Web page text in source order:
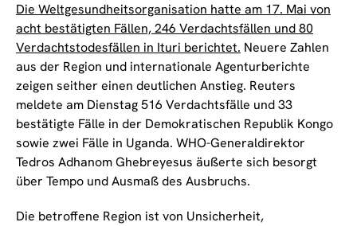
Die Weltgesundheitsorganisation hatte am 17. Mai von
acht bestätigten Fällen, 246 Verdachtsfällen und 80
Verdachtstodesfällen in Ituri berichtet. Neuere Zahlen
aus der Region und internationale Agenturberichte
zeigen seither einen deutlichen Anstieg. Reuters
meldete am Dienstag 516 Verdachtsfälle und 33
bestätigte Fälle in der Demokratischen Republik Kongo
sowie zwei Fälle in Uganda. WHO-Generaldirektor
Tedros Adhanom Ghebreyesus äußerte sich besorgt
über Tempo und Ausmaß des Ausbruchs.
Die betroffene Region ist von Unsicherheit,